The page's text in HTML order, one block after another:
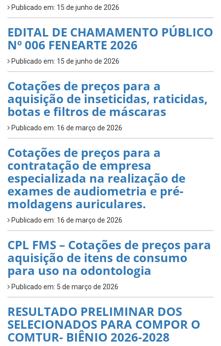
Publicado em: 15 de junho de 2026
EDITAL DE CHAMAMENTO PÚBLICO
Nº 006 FENEARTE 2026
Publicado em: 15 de junho de 2026
Cotações de preços para a
aquisição de inseticidas, raticidas,
botas e filtros de máscaras
Publicado em: 16 de março de 2026
Cotações de preços para a
contratação de empresa
especializada na realização de
exames de audiometria e pré-
moldagens auriculares.
Publicado em: 16 de março de 2026
CPL FMS – Cotações de preços para
aquisição de itens de consumo
para uso na odontologia
Publicado em: 5 de março de 2026
RESULTADO PRELIMINAR DOS
SELECIONADOS PARA COMPOR O
COMTUR- BIÊNIO 2026-2028